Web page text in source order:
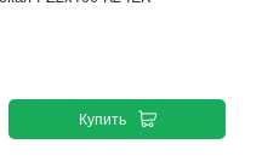
Купить